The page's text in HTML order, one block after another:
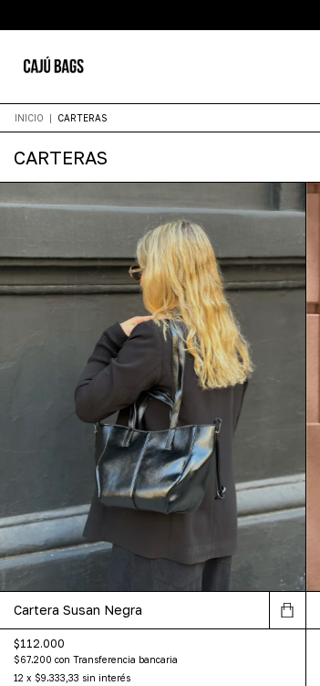
INICIO | CARTERAS
CARTERAS
Cartera Susan Negra
$112.000
$67.200 con Transferencia bancaria
12 x $9.333,33 sin interés